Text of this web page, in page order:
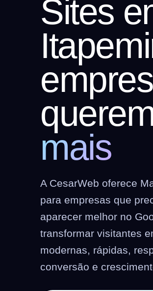
Sites
mais
A CesarWeb oferece
para empresas que
aparecer melhor no
transformar visitantes
modernas, rápidas,
conversão e